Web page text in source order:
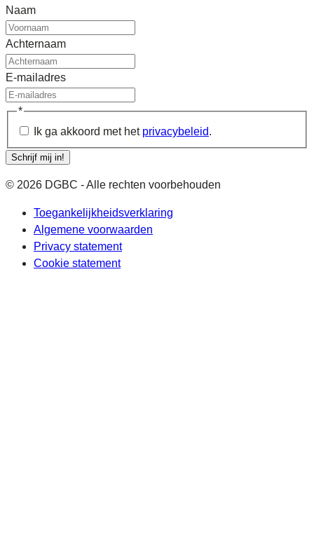
Naam
Achternaam
E-mailadres
*
Ik ga akkoord met het privacybeleid.
Schrijf mij in!
© 2026 DGBC - Alle rechten voorbehouden
Toegankelijkheidsverklaring
Algemene voorwaarden
Privacy statement
Cookie statement